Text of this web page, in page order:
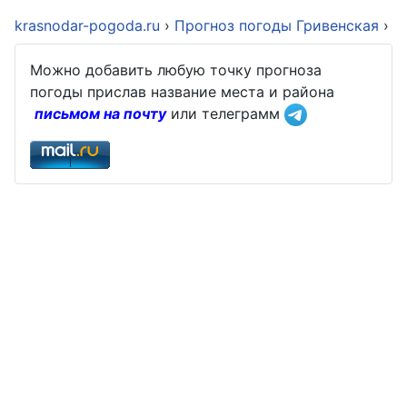
krasnodar-pogoda.ru › Прогноз погоды Гривенская ›
Можно добавить любую точку прогноза
погоды прислав название места и района
письмом на почтуили телеграмм